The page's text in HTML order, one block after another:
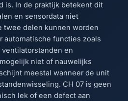
is. In de praktijk betekent dit
en sensordata niet
twee delen kunnen worden
automatische functies zoals
en
niet of nauwelijks
meestal wanneer de unit
CH 07 is geen
lek of een defect aan